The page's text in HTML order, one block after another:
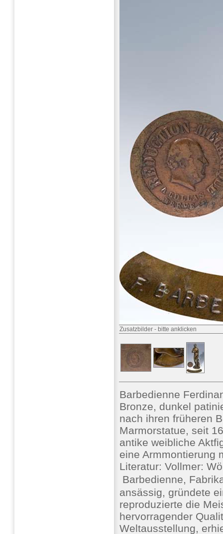
Zusatzbilder - bitte anklicken
Barbedienne
Bronze, dunkel
nach ihren früheren
Marmorstatue, seit
antike weibliche
eine Armmontierung
Literatur: Vollmer:
Barbedienne,
ansässig, gründete
reproduzierte die
hervorragender
Weltausstellung,